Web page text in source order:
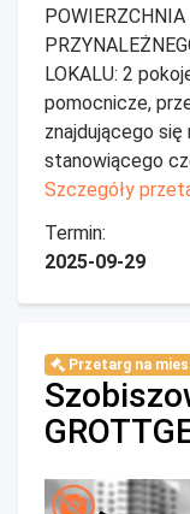
LOKALU: 2
pomocnicze,
znajdującego
stanowiącego
Szczegóły
Termin:
2025-09-29
Przetarg na